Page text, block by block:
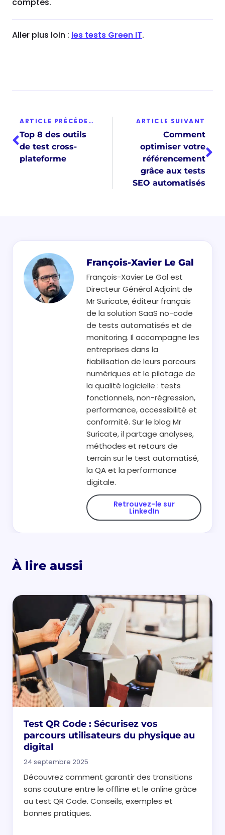
Aller plus loin : les tests Green IT.
ARTICLE PRÉCÉDENT
Top 8 des outils
de test cross-
plateforme
ARTICLE SUIVANT
Comment
optimiser votre
référencement
grâce aux tests
SEO automatisés
François-Xavier Le Gal
François-Xavier Le Gal est
Directeur Général Adjoint de
Mr Suricate, éditeur français
de la solution SaaS no-code
de tests automatisés et de
monitoring. Il accompagne les
entreprises dans la
fiabilisation de leurs parcours
numériques et le pilotage de
la qualité logicielle : tests
fonctionnels, non-régression,
performance, accessibilité et
conformité. Sur le blog Mr
Suricate, il partage analyses,
méthodes et retours de
terrain sur le test automatisé,
la QA et la performance
digitale.
Retrouvez-le sur
LinkedIn
À lire aussi
Test QR Code : Sécurisez vos
parcours utilisateurs du physique au
digital
24 septembre 2025
Découvrez comment garantir des transitions
sans couture entre le offline et le online grâce
au test QR Code. Conseils, exemples et
bonnes pratiques.